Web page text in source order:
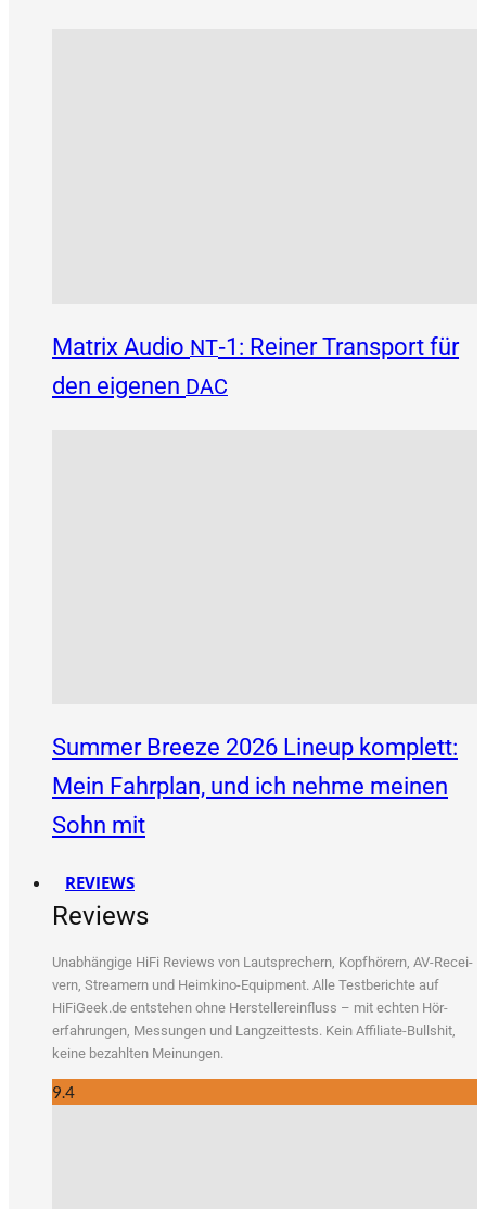
Matrix Audio NT‑1: Reiner Transport für
den eigenen DAC
Summer Breeze 2026 Lineup komplett:
Mein Fahrplan, und ich nehme meinen
Sohn mit
REVIEWS
Reviews
Unab­hän­gi­ge HiFi Reviews von Laut­spre­chern, Kopf­hö­rern, AV-Recei­
vern, Strea­mern und Heim­ki­no-Equip­ment. Alle Test­be­rich­te auf
HiFiGeek.de ent­ste­hen ohne Her­stel­ler­ein­fluss – mit ech­ten Hör­
erfah­run­gen, Mes­sun­gen und Lang­zeit­tests. Kein Affi­lia­te-Bull­shit,
kei­ne bezahl­ten Meinungen.
9.4